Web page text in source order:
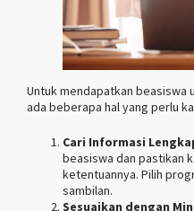
Untuk mendapatkan beasiswa
ada beberapa hal yang perlu
Cari Informasi
beasiswa dan pastikan
ketentuannya. Pilih
sambilan.
Sesuaikan dengan